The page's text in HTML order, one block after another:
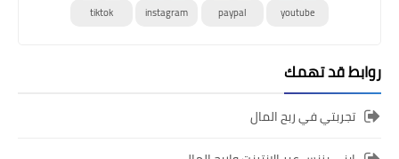
youtube
paypal
instagram
tiktok
روابط قد تهمك
تجربتي في ربح المال